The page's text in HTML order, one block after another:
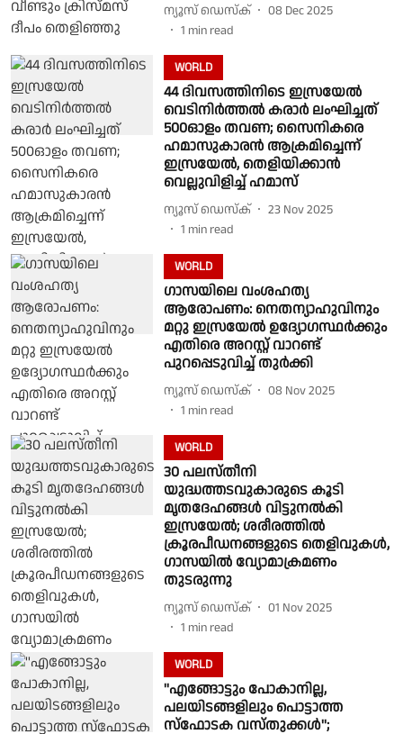
ന്യൂസ് ഡെസ്ക്
08 Dec 2025
1 min read
WORLD
44 ദിവസത്തിനിടെ ഇസ്രയേൽ
വെടിനിർത്തൽ കരാർ ലംഘിച്ചത്
500ഓളം തവണ; സൈനികരെ
ഹമാസുകാരൻ ആക്രമിച്ചെന്ന്
ഇസ്രയേൽ, തെളിയിക്കാൻ
വെല്ലുവിളിച്ച് ഹമാസ്
ന്യൂസ് ഡെസ്ക്
23 Nov 2025
1 min read
WORLD
ഗാസയിലെ വംശഹത്യ
ആരോപണം: നെതന്യാഹുവിനും
മറ്റു ഇസ്രയേൽ ഉദ്യോഗസ്ഥർക്കും
എതിരെ അറസ്റ്റ് വാറണ്ട്
പുറപ്പെടുവിച്ച് തുർക്കി
ന്യൂസ് ഡെസ്ക്
08 Nov 2025
1 min read
WORLD
30 പലസ്തീനി
യുദ്ധത്തടവുകാരുടെ കൂടി
മൃതദേഹങ്ങൾ വിട്ടുനൽകി
ഇസ്രയേൽ; ശരീരത്തിൽ
ക്രൂരപീഡനങ്ങളുടെ തെളിവുകൾ,
ഗാസയിൽ വ്യോമാക്രമണം
തുടരുന്നു
ന്യൂസ് ഡെസ്ക്
01 Nov 2025
1 min read
WORLD
''എങ്ങോട്ടും പോകാനില്ല,
പലയിടങ്ങളിലും പൊട്ടാത്ത
സ്‌ഫോടക വസ്തുക്കള്‍'';